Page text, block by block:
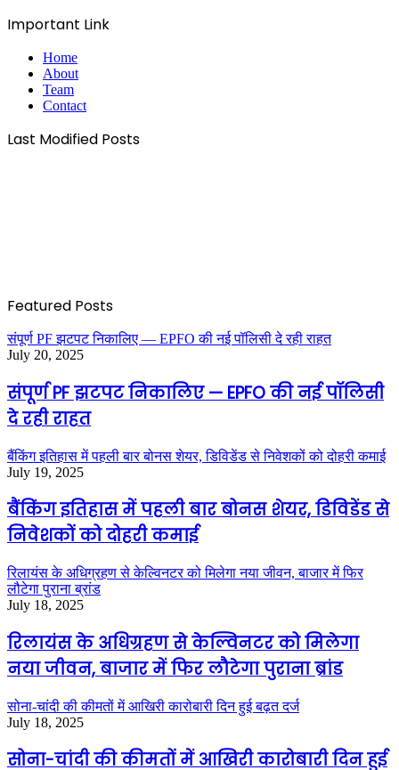
Important Link
Home
About
Team
Contact
Last Modified Posts
Featured Posts
संपूर्ण PF झटपट निकालिए — EPFO की नई पॉलिसी दे रही राहत
July 20, 2025
संपूर्ण PF झटपट निकालिए — EPFO की नई पॉलिसी
दे रही राहत
बैंकिंग इतिहास में पहली बार बोनस शेयर, डिविडेंड से निवेशकों को दोहरी कमाई
July 19, 2025
बैंकिंग इतिहास में पहली बार बोनस शेयर, डिविडेंड से
निवेशकों को दोहरी कमाई
रिलायंस के अधिग्रहण से केल्विनटर को मिलेगा नया जीवन, बाजार में फिर
लौटेगा पुराना ब्रांड
July 18, 2025
रिलायंस के अधिग्रहण से केल्विनटर को मिलेगा
नया जीवन, बाजार में फिर लौटेगा पुराना ब्रांड
सोना-चांदी की कीमतों में आखिरी कारोबारी दिन हुई बढ़त दर्ज
July 18, 2025
सोना-चांदी की कीमतों में आखिरी कारोबारी दिन हुई